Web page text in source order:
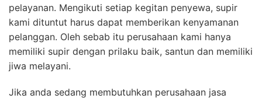
pelayanan. Mengikuti setiap kegitan penyewa, supir
kami dituntut harus dapat memberikan kenyamanan
pelanggan. Oleh sebab itu perusahaan kami hanya
memiliki supir dengan prilaku baik, santun dan memiliki
jiwa melayani.
Jika anda sedang membutuhkan perusahaan jasa